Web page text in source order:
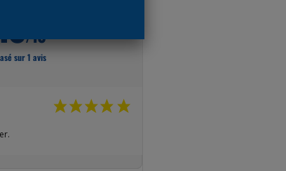
/10
sur 1 avis